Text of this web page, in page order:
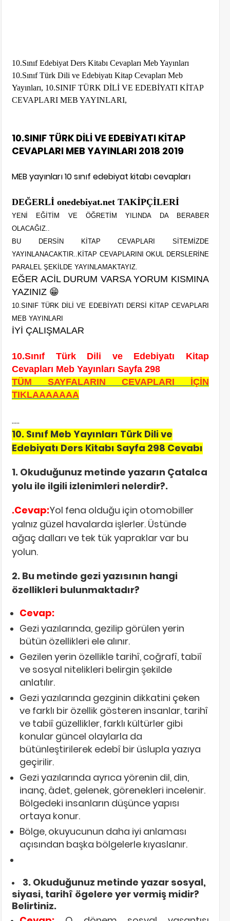
10.Sınıf Edebiyat Ders Kitabı Cevapları Meb Yayınları
10.Sınıf Türk Dili ve Edebiyatı Kitap Cevapları Meb
Yayınları, 10.SINIF TÜRK DİLİ VE EDEBİYATI KİTAP
CEVAPLARI MEB YAYINLARI,
10.SINIF TÜRK DİLİ VE EDEBİYATI KİTAP
CEVAPLARI MEB YAYINLARI 2018 2019
MEB yayınları 10 sınıf edebiyat kitabı cevapları
DEĞERLİ onedebiyat.net TAKİPÇİLERİ
YENİ EĞİTİM VE ÖĞRETİM YILINDA DA BERABER
OLACAĞIZ..
BU DERSİN KİTAP CEVAPLARI SİTEMİZDE
YAYINLANACAKTIR..KİTAP CEVAPLARINI OKUL DERSLERİNE
PARALEL ŞEKİLDE YAYINLAMAKTAYIZ.
EĞER ACİL DURUM VARSA YORUM KISMINA
YAZINIZ 😁
10.SINIF TÜRK DİLİ VE EDEBİYATI DERSİ KİTAP CEVAPLARI
MEB YAYINLARI
İYİ ÇALIŞMALAR
10.Sınıf Türk Dili ve Edebiyatı Kitap
Cevapları Meb Yayınları Sayfa 298
TÜM SAYFALARIN CEVAPLARI İÇİN
TIKLAAAAAAA
…..
10. Sınıf Meb Yayınları Türk Dili ve
Edebiyatı Ders Kitabı Sayfa 298 Cevabı
1. Okuduğunuz metinde yazarın Çatalca
yolu ile ilgili izlenimleri nelerdir?.
.Cevap:Yol fena olduğu için otomobiller
yalnız güzel havalarda işlerler. Üstünde
ağaç dalları ve tek tük yapraklar var bu
yolun.
2. Bu metinde gezi yazısının hangi
özellikleri bulunmaktadır?
Cevap:
Gezi yazılarında, gezilip görülen yerin
bütün özellikleri ele alınır.
Gezilen yerin özellikle tarihî, coğrafî, tabiî
ve sosyal nitelikleri belirgin şekilde
anlatılır.
Gezi yazılarında gezginin dikkatini çeken
ve farklı bir özellik gösteren insanlar, tarihî
ve tabiî güzellikler, farklı kültürler gibi
konular güncel olaylarla da
bütünleştirilerek edebî bir üslupla yazıya
geçirilir.
Gezi yazılarında ayrıca yörenin dil, din,
inanç, âdet, gelenek, görenekleri incelenir.
Bölgedeki insanların düşünce yapısı
ortaya konur.
Bölge, okuyucunun daha iyi anlaması
açısından başka bölgelerle kıyaslanır.
3. Okuduğunuz metinde yazar sosyal,
siyasi, tarihî ögelere yer vermiş midir?
Belirtiniz.